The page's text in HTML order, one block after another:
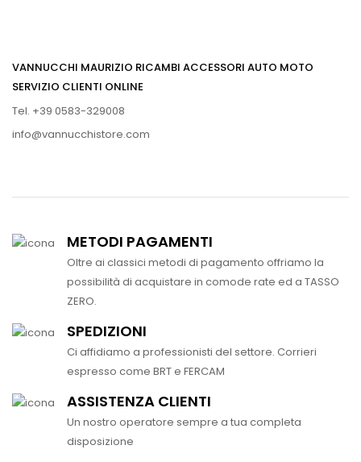
VANNUCCHI MAURIZIO RICAMBI ACCESSORI AUTO MOTO
SERVIZIO CLIENTI ONLINE
Tel. +39 0583-329008
info@vannucchistore.com
METODI PAGAMENTI
Oltre ai classici metodi di pagamento offriamo la
possibilità di acquistare in comode rate ed a TASSO
ZERO.
SPEDIZIONI
Ci affidiamo a professionisti del settore. Corrieri
espresso come BRT e FERCAM
ASSISTENZA CLIENTI
Un nostro operatore sempre a tua completa
disposizione